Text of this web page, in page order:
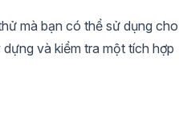
mà bạn có thể sử dụng cho
và kiểm tra một tích hợp